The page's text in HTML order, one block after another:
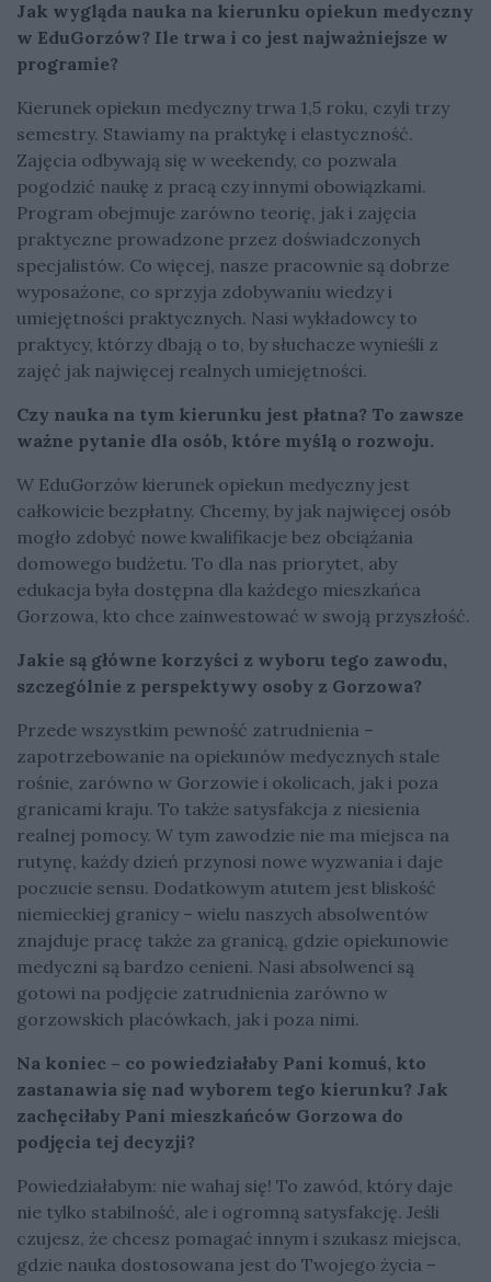
Jak wygląda nauka na kierunku opiekun medyczny
w EduGorzów? Ile trwa i co jest najważniejsze w
programie?
Kierunek opiekun medyczny trwa 1,5 roku, czyli trzy
semestry. Stawiamy na praktykę i elastyczność.
Zajęcia odbywają się w weekendy, co pozwala
pogodzić naukę z pracą czy innymi obowiązkami.
Program obejmuje zarówno teorię, jak i zajęcia
praktyczne prowadzone przez doświadczonych
specjalistów. Co więcej, nasze pracownie są dobrze
wyposażone, co sprzyja zdobywaniu wiedzy i
umiejętności praktycznych. Nasi wykładowcy to
praktycy, którzy dbają o to, by słuchacze wynieśli z
zajęć jak najwięcej realnych umiejętności.
Czy nauka na tym kierunku jest płatna? To zawsze
ważne pytanie dla osób, które myślą o rozwoju.
W EduGorzów kierunek opiekun medyczny jest
całkowicie bezpłatny. Chcemy, by jak najwięcej osób
mogło zdobyć nowe kwalifikacje bez obciążania
domowego budżetu. To dla nas priorytet, aby
edukacja była dostępna dla każdego mieszkańca
Gorzowa, kto chce zainwestować w swoją przyszłość.
Jakie są główne korzyści z wyboru tego zawodu,
szczególnie z perspektywy osoby z Gorzowa?
Przede wszystkim pewność zatrudnienia –
zapotrzebowanie na opiekunów medycznych stale
rośnie, zarówno w Gorzowie i okolicach, jak i poza
granicami kraju. To także satysfakcja z niesienia
realnej pomocy. W tym zawodzie nie ma miejsca na
rutynę, każdy dzień przynosi nowe wyzwania i daje
poczucie sensu. Dodatkowym atutem jest bliskość
niemieckiej granicy – wielu naszych absolwentów
znajduje pracę także za granicą, gdzie opiekunowie
medyczni są bardzo cenieni. Nasi absolwenci są
gotowi na podjęcie zatrudnienia zarówno w
gorzowskich placówkach, jak i poza nimi.
Na koniec – co powiedziałaby Pani komuś, kto
zastanawia się nad wyborem tego kierunku? Jak
zachęciłaby Pani mieszkańców Gorzowa do
podjęcia tej decyzji?
Powiedziałabym: nie wahaj się! To zawód, który daje
nie tylko stabilność, ale i ogromną satysfakcję. Jeśli
czujesz, że chcesz pomagać innym i szukasz miejsca,
gdzie nauka dostosowana jest do Twojego życia –